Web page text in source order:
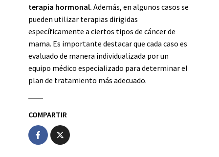
terapia hormonal. Además, en algunos casos se
pueden utilizar terapias dirigidas
específicamente a ciertos tipos de cáncer de
mama. Es importante destacar que cada caso es
evaluado de manera individualizada por un
equipo médico especializado para determinar el
plan de tratamiento más adecuado.
COMPARTIR